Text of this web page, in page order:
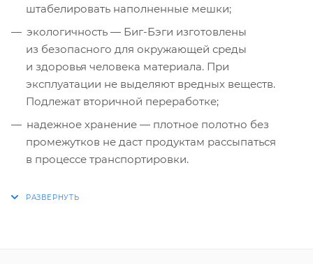
штабелировать наполненные мешки;
экологичность — Биг-Бэги изготовлены
из безопасного для окружающей среды
и здоровья человека материала. При
эксплуатации не выделяют вредных веществ.
Подлежат вторичной переработке;
надежное хранение — плотное полотно без
промежутков не даст продуктам рассыпаться
в процессе транспортировки.